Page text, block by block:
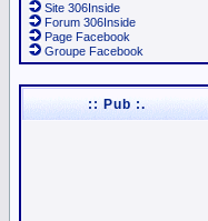
Site 306Inside
Forum 306Inside
Page Facebook
Groupe Facebook
:: Pub :.